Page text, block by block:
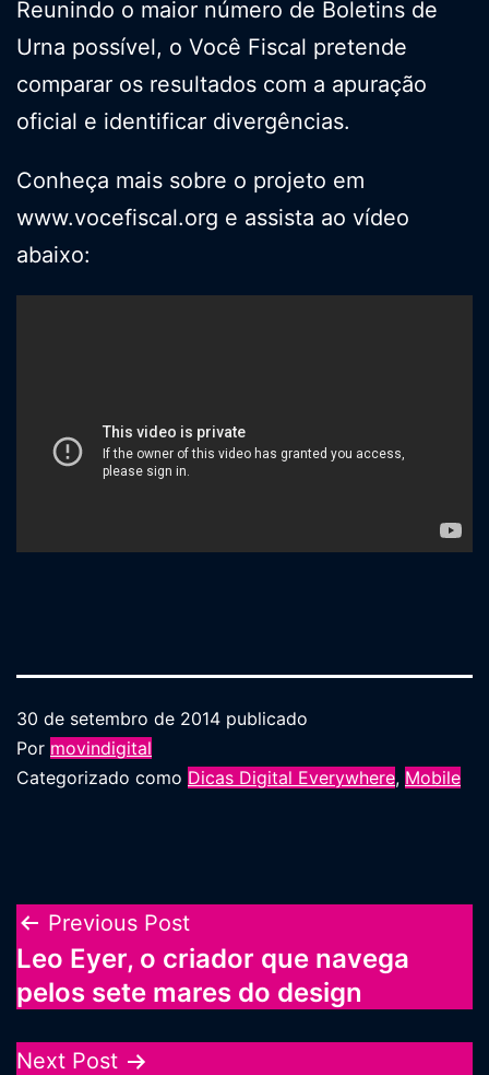
Reunindo o maior número de Boletins de
Urna possível, o Você Fiscal pretende
comparar os resultados com a apuração
oficial e identificar divergências.
Conheça mais sobre o projeto em
www.vocefiscal.org e assista ao vídeo
abaixo:
30 de setembro de 2014 publicado
Por movindigital
Categorizado como Dicas Digital Everywhere, Mobile
Navegação
de
Post
Previous Post
Leo Eyer, o criador que navega
pelos sete mares do design
Next Post